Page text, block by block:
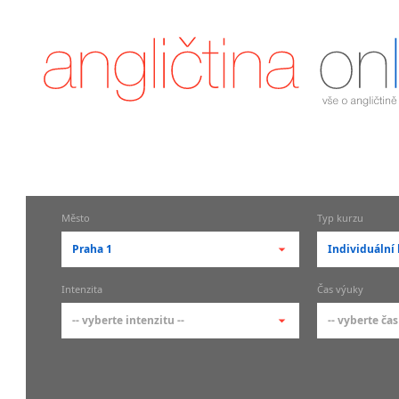
Město
Praha 1
-- vyberte město --
pražské městské části
Typ kurzu
Individuální
-- vyberte
Intenzita
-- vyberte intenzitu --
Čas výuky
-- vyberte